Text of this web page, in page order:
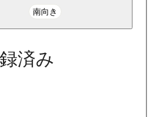
南向き
済み